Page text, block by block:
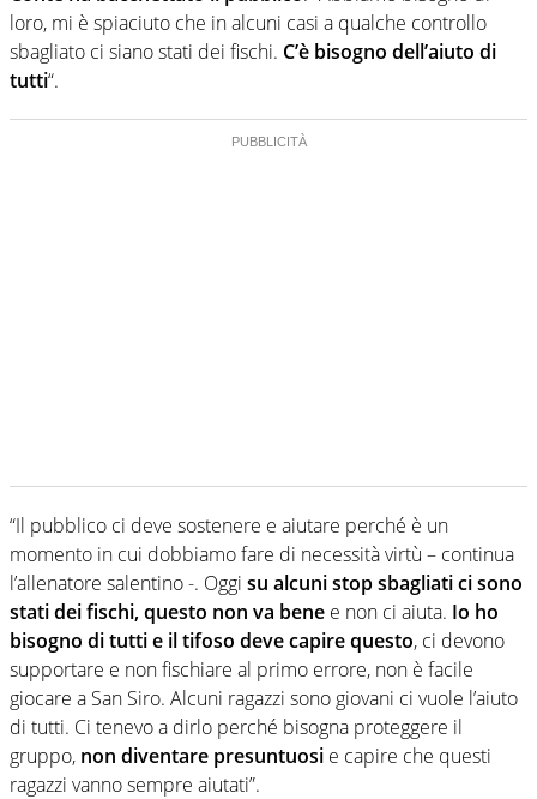
loro, mi è spiaciuto che in alcuni casi a qualche controllo
sbagliato ci siano stati dei fischi. C’è bisogno dell’aiuto di
tutti“.
“Il pubblico ci deve sostenere e aiutare perché è un
momento in cui dobbiamo fare di necessità virtù – continua
l’allenatore salentino -. Oggi su alcuni stop sbagliati ci sono
stati dei fischi, questo non va bene e non ci aiuta. Io ho
bisogno di tutti e il tifoso deve capire questo, ci devono
supportare e non fischiare al primo errore, non è facile
giocare a San Siro. Alcuni ragazzi sono giovani ci vuole l’aiuto
di tutti. Ci tenevo a dirlo perché bisogna proteggere il
gruppo, non diventare presuntuosi e capire che questi
ragazzi vanno sempre aiutati”.